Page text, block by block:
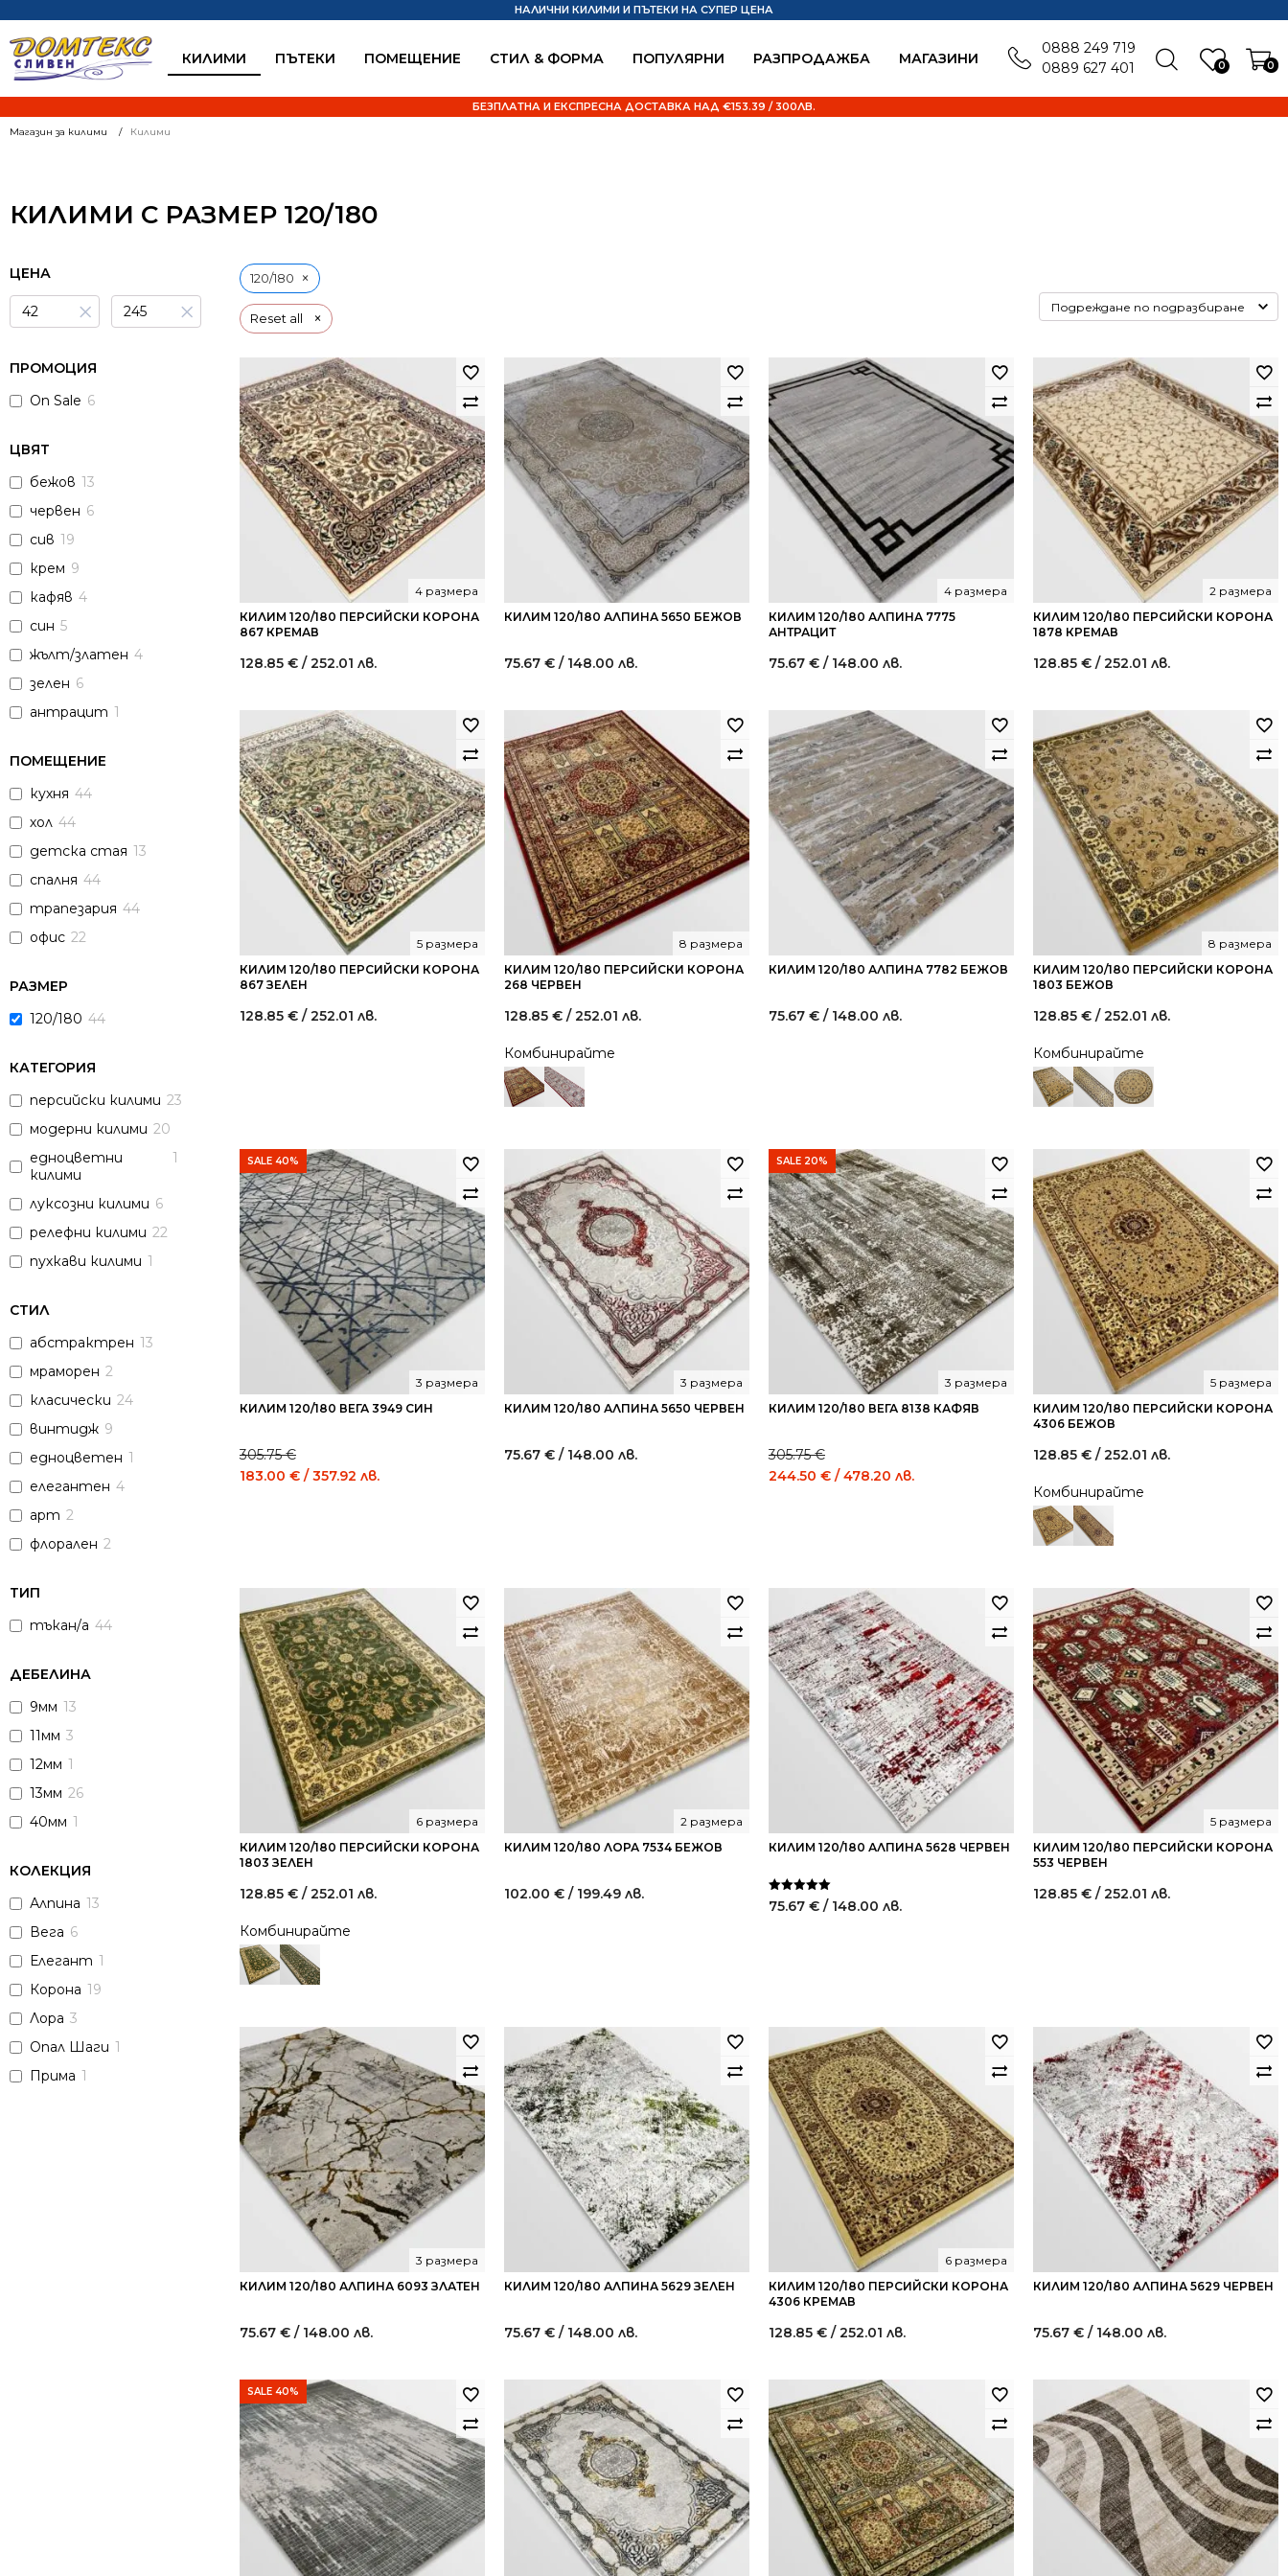
КИЛИМИ ПЪТЕКИ ПОМЕЩЕНИЕ СТИЛ & ФОРМА ПОПУЛЯРНИ РАЗПРОДАЖБА MАГАЗИНИ 0 0
НАЛИЧНИ КИЛИМИ И ПЪТЕКИ НА СУПЕР ЦЕНА
БЕЗПЛАТНА И ЕКСПРЕСНА ДОСТАВКА НАД €153.39 / 300ЛВ.
0888 249 719
0889 627 401
Магазин за килими Килими
КИЛИМИ С РАЗМЕР 120/180
ЦЕНА
× ×
ПРОМОЦИЯ
On Sale 6
ЦВЯТ
бежов 13
червен 6
сив 19
крем 9
кафяв 4
син 5
жълт/златен 4
зелен 6
антрацит 1
ПОМЕЩЕНИЕ
кухня 44
хол 44
детска стая 13
спалня 44
трапезария 44
офис 22
РАЗМЕР
120/180 44
КАТЕГОРИЯ
персийски килими 23
модерни килими 20
едноцветни
килими
1
луксозни килими 6
релефни килими 22
пухкави килими 1
СТИЛ
абстрактрен 13
мраморен 2
класически 24
винтидж 9
едноцветен 1
елегантен 4
арт 2
флорален 2
ТИП
тъкан/а 44
ДЕБЕЛИНА
9мм 13
11мм 3
12мм 1
13мм 26
40мм 1
КОЛЕКЦИЯ
Алпина 13
Вега 6
Елегант 1
Корона 19
Лора 3
Опал Шаги 1
Прима 1
Reset all ×
120/180 ×
КИЛИМ 120/180 ПЕРСИЙСКИ КОРОНА
867 КРЕМАВ
4 размера
128.85 € / 252.01 лв.
КИЛИМ 120/180 АЛПИНА 5650 БЕЖОВ
75.67 € / 148.00 лв.
КИЛИМ 120/180 АЛПИНА 7775
АНТРАЦИТ
4 размера
75.67 € / 148.00 лв.
КИЛИМ 120/180 ПЕРСИЙСКИ КОРОНА
1878 КРЕМАВ
2 размера
128.85 € / 252.01 лв.
КИЛИМ 120/180 ПЕРСИЙСКИ КОРОНА
867 ЗЕЛЕН
5 размера
128.85 € / 252.01 лв.
КИЛИМ 120/180 ПЕРСИЙСКИ КОРОНА
268 ЧЕРВЕН
8 размера
128.85 € / 252.01 лв.
Комбинирайте
КИЛИМ 120/180 АЛПИНА 7782 БЕЖОВ
75.67 € / 148.00 лв.
КИЛИМ 120/180 ПЕРСИЙСКИ КОРОНА
1803 БЕЖОВ
8 размера
128.85 € / 252.01 лв.
Комбинирайте
SALE 40%
КИЛИМ 120/180 ВЕГА 3949 СИН
3 размера
305.75€
Original
183.00 € / 357.92 лв.
КИЛИМ 120/180 АЛПИНА 5650 ЧЕРВЕН
3 размера
75.67 € / 148.00 лв.
SALE 20%
КИЛИМ 120/180 ВЕГА 8138 КАФЯВ
3 размера
305.75€
Original
244.50 € / 478.20 лв.
КИЛИМ 120/180 ПЕРСИЙСКИ КОРОНА
4306 БЕЖОВ
5 размера
128.85 € / 252.01 лв.
Комбинирайте
КИЛИМ 120/180 ПЕРСИЙСКИ КОРОНА
1803 ЗЕЛЕН
6 размера
128.85 € / 252.01 лв.
Комбинирайте
КИЛИМ 120/180 ЛОРА 7534 БЕЖОВ
2 размера
102.00 € / 199.49 лв.
КИЛИМ 120/180 АЛПИНА 5628 ЧЕРВЕН
Оценено на
5.00
75.67 € / 148.00 лв.
КИЛИМ 120/180 ПЕРСИЙСКИ КОРОНА
553 ЧЕРВЕН
5 размера
128.85 € / 252.01 лв.
КИЛИМ 120/180 АЛПИНА 6093 ЗЛАТЕН
3 размера
75.67 € / 148.00 лв.
КИЛИМ 120/180 АЛПИНА 5629 ЗЕЛЕН
75.67 € / 148.00 лв.
КИЛИМ 120/180 ПЕРСИЙСКИ КОРОНА
4306 КРЕМАВ
6 размера
128.85 € / 252.01 лв.
КИЛИМ 120/180 АЛПИНА 5629 ЧЕРВЕН
75.67 € / 148.00 лв.
SALE 40%